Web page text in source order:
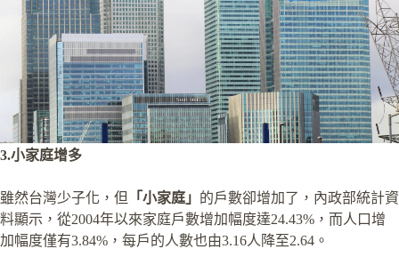
3.小家庭增多
雖然台灣少子化，但 「小家庭」 的戶數卻增加了，內政部統計資
料顯示，從2004年以來家庭戶數增加幅度達24.43%，而人口增
加幅度僅有3.84%，每戶的人數也由3.16人降至2.64。